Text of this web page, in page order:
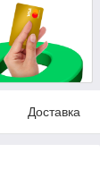
Доставка